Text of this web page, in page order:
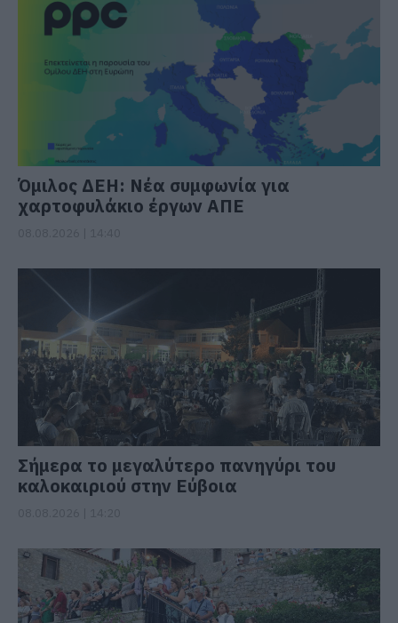
Όμιλος ΔΕΗ: Νέα συμφωνία για
χαρτοφυλάκιο έργων ΑΠΕ
Σήμερα το μεγαλύτερο πανηγύρι του
καλοκαιριού στην Εύβοια